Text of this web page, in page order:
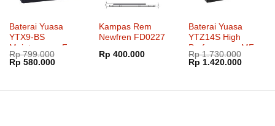
Baterai Yuasa
YTX9-BS
Maintenance Free
Rp799.000
Harga
aslinya
Rp 580.000Harga
Rp 580.000.
Kampas Rem
Newfren FD0227
Rp 400.000
Baterai Yuasa
YTZ14S High
Performance MF
Rp1.730.000
Harga
aslinya
Rp 1.420.000Harga
Rp